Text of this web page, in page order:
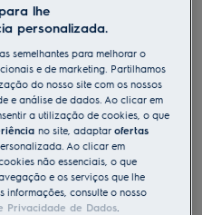
SensiCare de
mistos a 30 °C com o
de água e de energia até
lhe
personalizada.
semelhantes para melhorar o
e de marketing. Partilhamos
do nosso site com os nossos
e análise de dados. Ao clicar em
a utilização de cookies, o que
no site, adaptarofertas
Ao clicar em
não essenciais, o que
e os serviços que lhe
informações, consulte o nosso
Privacidade de Dados